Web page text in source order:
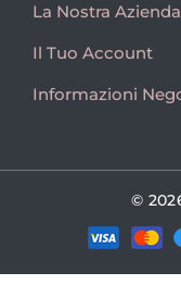
La Nostra Azienda
Il Tuo Account
Informazioni
©